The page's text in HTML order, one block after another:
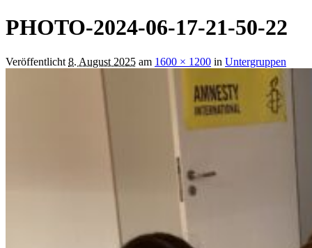
PHOTO-2024-06-17-21-50-22
Veröffentlicht 8. August 2025 am 1600 × 1200 in Untergruppen